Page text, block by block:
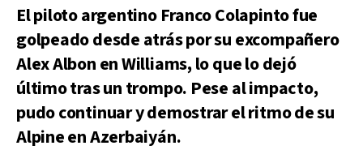
El piloto argentino Franco Colapinto fue
golpeado desde atrás por su excompañero
Alex Albon en Williams, lo que lo dejó
último tras un trompo. Pese al impacto,
pudo continuar y demostrar el ritmo de su
Alpine en Azerbaiyán.